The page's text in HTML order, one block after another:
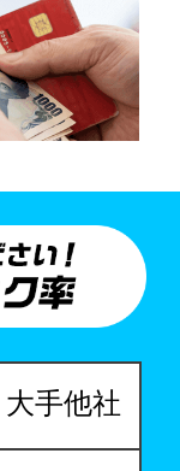
大手他社